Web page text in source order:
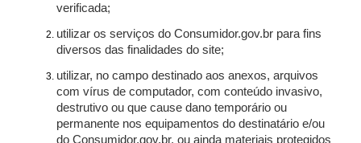
verificada;
utilizar os serviços do Consumidor.gov.br para fins
diversos das finalidades do site;
utilizar, no campo destinado aos anexos, arquivos
com vírus de computador, com conteúdo invasivo,
destrutivo ou que cause dano temporário ou
permanente nos equipamentos do destinatário e/ou
do Consumidor.gov.br, ou ainda materiais protegidos